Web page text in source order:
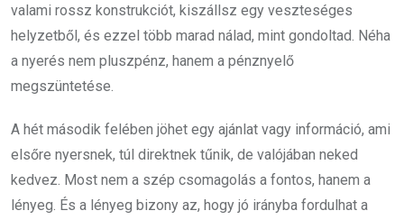
valami rossz konstrukciót, kiszállsz egy veszteséges
helyzetből, és ezzel több marad nálad, mint gondoltad. Néha
a nyerés nem pluszpénz, hanem a pénznyelő
megszüntetése.
A hét második felében jöhet egy ajánlat vagy információ, ami
elsőre nyersnek, túl direktnek tűnik, de valójában neked
kedvez. Most nem a szép csomagolás a fontos, hanem a
lényeg. És a lényeg bizony az, hogy jó irányba fordulhat a